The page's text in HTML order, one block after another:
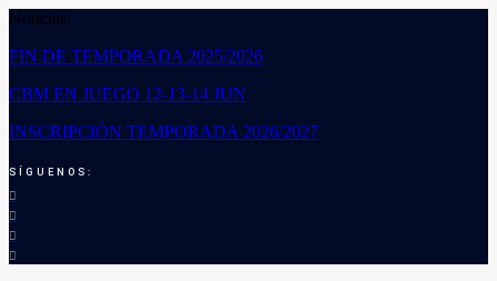
Noticias:
FIN DE TEMPORADA 2025/2026
CBM EN JUEGO 12-13-14 JUN
INSCRIPCIÓN TEMPORADA 2026/2027
SÍGUENOS: